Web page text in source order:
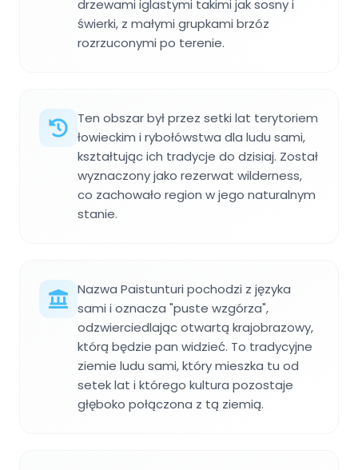
drzewami iglastymi takimi jak sosny i
świerki, z małymi grupkami brzóz
rozrzuconymi po terenie.
Ten obszar był przez setki lat terytoriem
łowieckim i rybołówstwa dla ludu sami,
kształtując ich tradycje do dzisiaj. Został
wyznaczony jako rezerwat wilderness,
co zachowało region w jego naturalnym
stanie.
Nazwa Paistunturi pochodzi z języka
sami i oznacza "puste wzgórza",
odzwierciedlając otwartą krajobrazowy,
którą będzie pan widzieć. To tradycyjne
ziemie ludu sami, który mieszka tu od
setek lat i którego kultura pozostaje
głęboko połączona z tą ziemią.